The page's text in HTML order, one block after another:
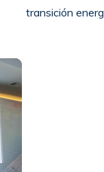
transición